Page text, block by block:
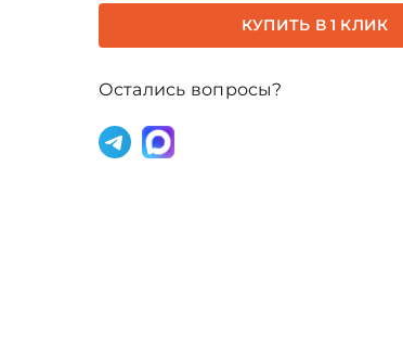
(тестер)
КУПИТЬ В 1 КЛИК
Остались вопросы?